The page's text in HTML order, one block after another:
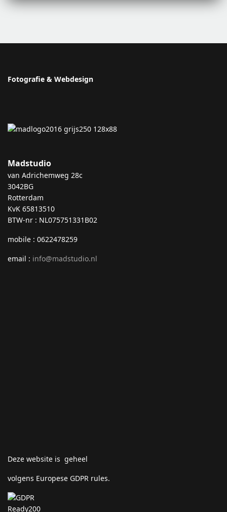
Fotografie & Webdesign
Madstudio
van Adrichemweg 28c
3042BG
Rotterdam
KvK 65813510
BTW-nr : NL075751331B02
mobile : 0622478259
email : info@madstudio.nl
Deze website is geheel
volgens Europese GDPR rules.